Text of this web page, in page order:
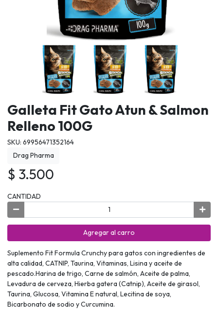
Galleta Fit Gato Atun & Salmon
Relleno 100G
SKU: 69956471352164
Drag Pharma
$ 3.500
CANTIDAD
Agregar al carro
Suplemento Fit Formula Crunchy para gatos con ingredientes de
alta calidad, CATNIP, Taurina, Vitaminas, Lisina y aceite de
pescado.Harina de trigo, Carne de salmón, Aceite de palma,
Levadura de cerveza, Hierba gatera (Catnip), Aceite de girasol,
Taurina, Glucosa, Vitamina E natural, Lecitina de soya,
Bicarbonato de sodio y Curcumina.